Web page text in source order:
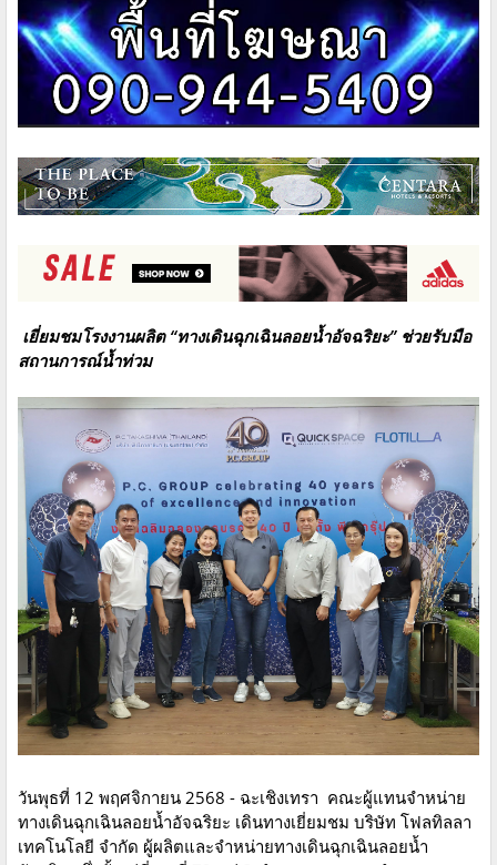
เยี่ยมชมโรงงานผลิต “ทางเดินฉุกเฉินลอยน้ำอัจฉริยะ” ช่วยรับมือ
สถานการณ์น้ำท่วม
วันพุธที่ 12 พฤศจิกายน 2568 - ฉะเชิงเทรา คณะผู้แทนจำหน่าย
ทางเดินฉุกเฉินลอยน้ำอัจฉริยะ เดินทางเยี่ยมชม บริษัท โฟลทิลลา
เทคโนโลยี จำกัด ผู้ผลิตและจำหน่าย​ทางเดินฉุกเฉินลอยน้ำ